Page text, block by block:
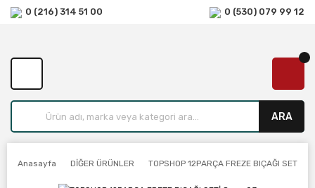
0 (216) 314 51 00 0 (530) 079 99 12
ARA
Anasayfa DİĞER ÜRÜNLER TOPSHOP 12PARÇA FREZE BIÇAĞI SETİ